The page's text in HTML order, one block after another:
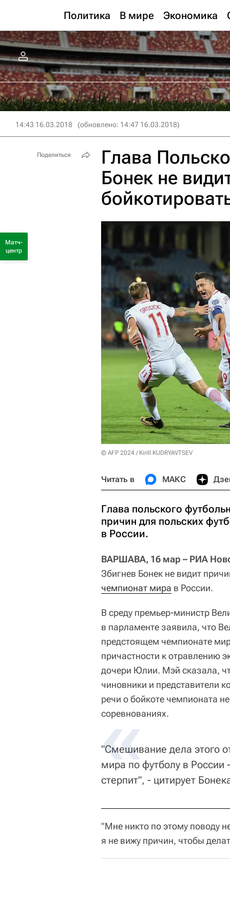
Политика В мире Экономика
14:43 16.03.2018 (обновлено: 14:47 16.03.2018)
Глава
Бонек не
© AFP 2024 / Kirill KUDRYAVTSEV
Читать в МАКС
Глава польского
причин для польских
в России.
ВАРШАВА, 16 мар – РИА
Збигнев Бонек не видит
чемпионат мира в России.
В среду премьер-министр
в парламенте заявила, что
предстоящем чемпионате
причастности к отравлению
дочери Юлии. Мэй сказала,
чиновники и представители
речи о бойкоте чемпионата
соревнованиях.
"Смешивание дела этого
мира по футболу в России
стерпит", - цитирует
"Мне никто по этому поводу
я не вижу причин, чтобы
Поделиться
Матч-
центр